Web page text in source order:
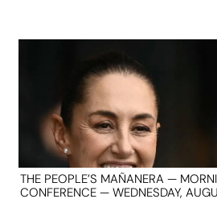
THE PEOPLE’S MAÑANERA —
CONFERENCE — WEDNESDAY,